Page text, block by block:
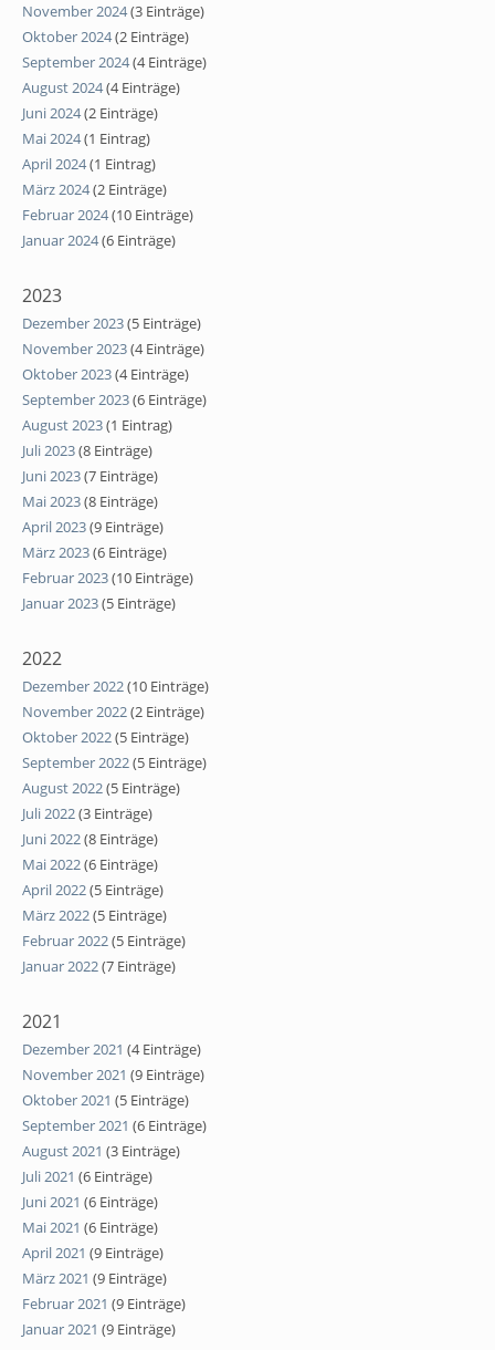
November 2024(3 Einträge)
Oktober 2024(2 Einträge)
September 2024(4 Einträge)
August 2024(4 Einträge)
Juni 2024(2 Einträge)
Mai 2024(1 Eintrag)
April 2024(1 Eintrag)
März 2024(2 Einträge)
Februar 2024(10 Einträge)
Januar 2024(6 Einträge)
2023
Dezember 2023(5 Einträge)
November 2023(4 Einträge)
Oktober 2023(4 Einträge)
September 2023(6 Einträge)
August 2023(1 Eintrag)
Juli 2023(8 Einträge)
Juni 2023(7 Einträge)
Mai 2023(8 Einträge)
April 2023(9 Einträge)
März 2023(6 Einträge)
Februar 2023(10 Einträge)
Januar 2023(5 Einträge)
2022
Dezember 2022(10 Einträge)
November 2022(2 Einträge)
Oktober 2022(5 Einträge)
September 2022(5 Einträge)
August 2022(5 Einträge)
Juli 2022(3 Einträge)
Juni 2022(8 Einträge)
Mai 2022(6 Einträge)
April 2022(5 Einträge)
März 2022(5 Einträge)
Februar 2022(5 Einträge)
Januar 2022(7 Einträge)
2021
Dezember 2021 (4 Einträge)
November 2021 (9 Einträge)
Oktober 2021 (5 Einträge)
September 2021 (6 Einträge)
August 2021 (3 Einträge)
Juli 2021 (6 Einträge)
Juni 2021 (6 Einträge)
Mai 2021 (6 Einträge)
April 2021 (9 Einträge)
März 2021 (9 Einträge)
Februar 2021 (9 Einträge)
Januar 2021 (9 Einträge)